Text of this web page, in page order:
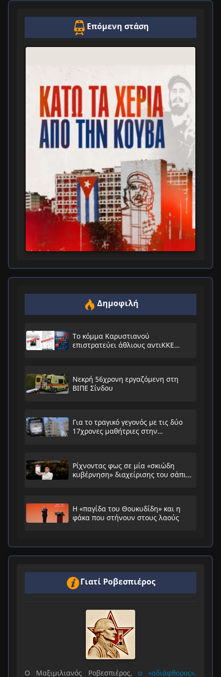
Επόμενη στάση
Δημοφιλή
Το κόμμα Καρυστιανού
επιστρατεύει άθλιους αντιΚΚΕ
Νεκρή 56χρονη εργαζόμενη στη
ΒΙΠΕ Σίνδου
Για το τραγικό γεγονός με τις δύο
17χρονες μαθήτριες στην
Ρίχνοντας φως σε μία «σκιώδη
κυβέρνηση» διαχείρισης του σάπιου
Η «παγίδα του Θουκυδίδη» και η
φάκα που στήνουν στους λαούς
Γιατί Ροβεσπιέρος
Ο Μαξιμιλιανός Ροβεσπιέρος, ο «αδιάφθορος»,